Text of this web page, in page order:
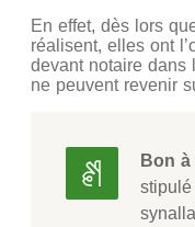
En effet, dès lors
réalisent, elles ont
devant notaire dans
ne peuvent revenir
Bon